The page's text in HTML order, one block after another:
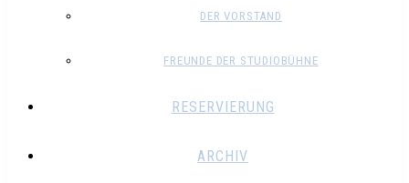
DER VORSTAND
FREUNDE DER STUDIOBÜHNE
RESERVIERUNG
ARCHIV